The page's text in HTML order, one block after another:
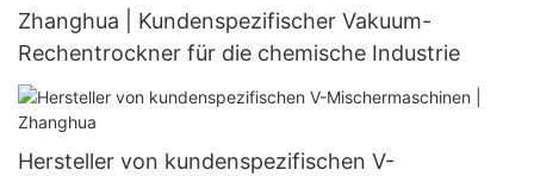
Zhanghua | Kundenspezifischer Vakuum-
Rechentrockner für die chemische Industrie
Hersteller von kundenspezifischen V-